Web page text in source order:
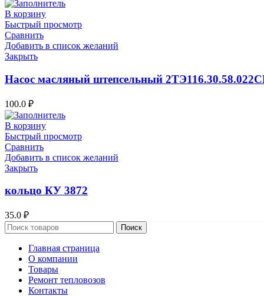
В корзину
Быстрый просмотр
Сравнить
Добавить в список желаний
Закрыть
Насос масляный штепсельный
100.0 ₽
В корзину
Быстрый просмотр
Сравнить
Добавить в список желаний
Закрыть
кольцо КУ 3872
35.0 ₽
Поиск
Главная страница
О компании
Товары
Ремонт тепловозов
Контакты